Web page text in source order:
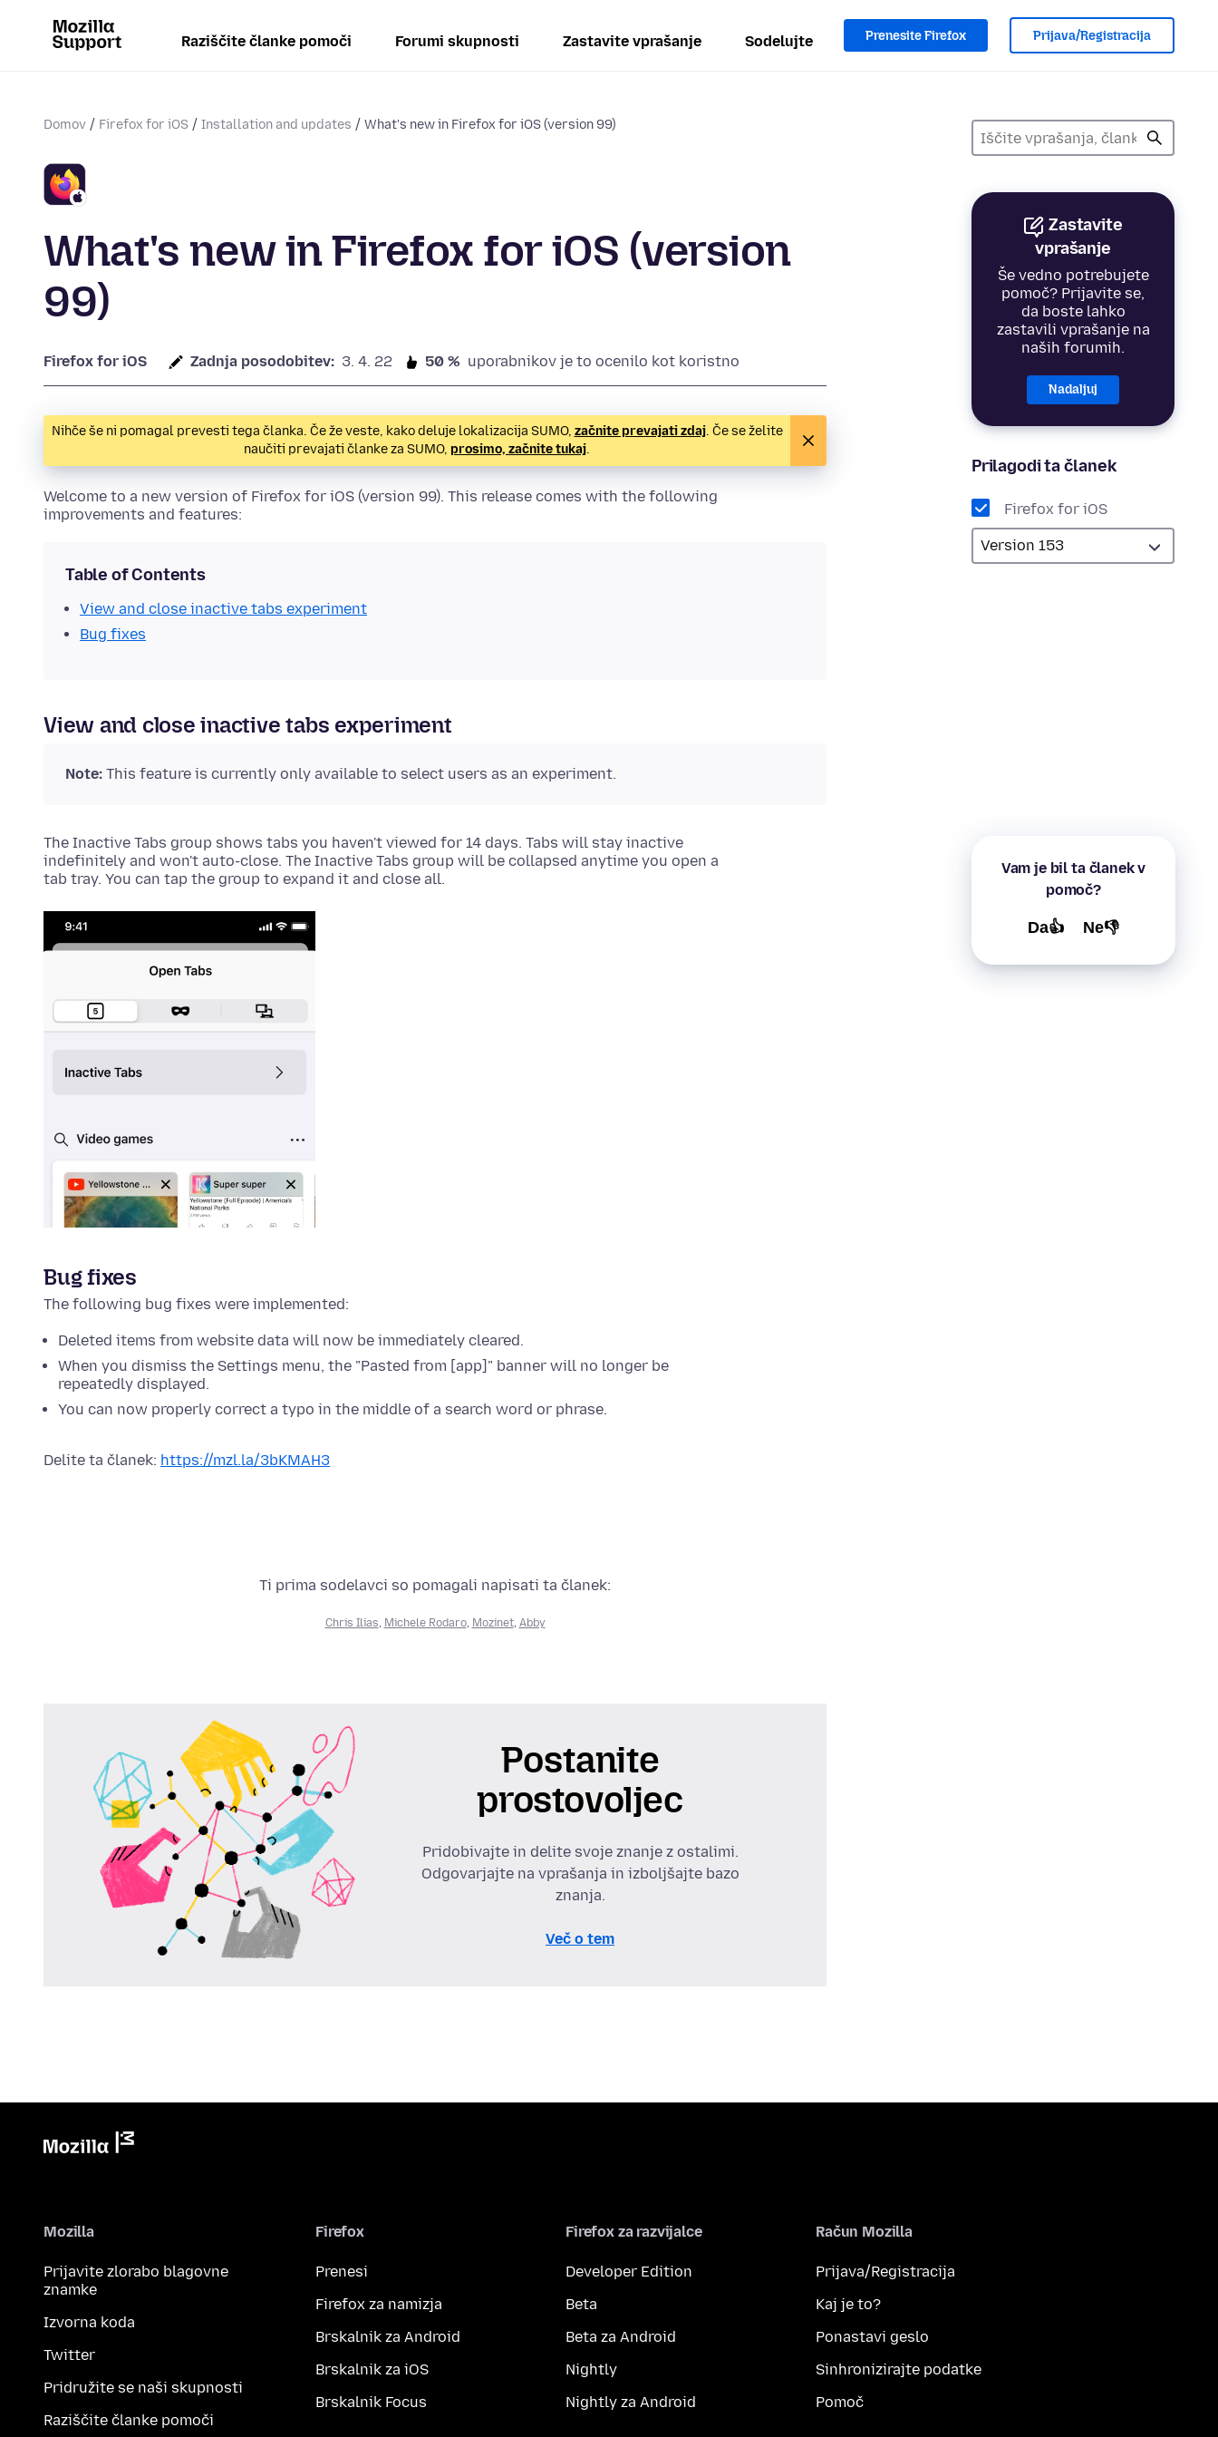
Raziščite članke pomoči Forumi skupnosti Zastavite vprašanje Sodelujte Prenesite Firefox Prijava/Registracija
Domov Firefox for iOS Installation and updates What's new in Firefox for iOS (version 99)
Zastavite
vprašanje
Še vedno potrebujete
pomoč? Prijavite se,
da boste lahko
zastavili vprašanje na
naših forumih.
Nadaljuj
Prilagodi ta članek
Firefox for iOS
Vam je bil ta članek v
pomoč?
Da👍 Ne👎
What's new in Firefox for iOS (version
99)
Firefox for iOS Zadnja posodobitev: 3. 4. 22 50 % uporabnikov je to ocenilo kot koristno
Nihče še ni pomagal prevesti tega članka. Če že veste, kako deluje lokalizacija SUMO, začnite prevajati zdaj. Če se želite
naučiti prevajati članke za SUMO, prosimo, začnite tukaj.
Welcome to a new version of Firefox for iOS (version 99). This release comes with the following
improvements and features:
Table of Contents
View and close inactive tabs experiment
Bug fixes
View and close inactive tabs experiment
Note: This feature is currently only available to select users as an experiment.
The Inactive Tabs group shows tabs you haven't viewed for 14 days. Tabs will stay inactive
indefinitely and won't auto-close. The Inactive Tabs group will be collapsed anytime you open a
tab tray. You can tap the group to expand it and close all.
Bug fixes
The following bug fixes were implemented:
Deleted items from website data will now be immediately cleared.
When you dismiss the Settings menu, the "Pasted from [app]" banner will no longer be
repeatedly displayed.
You can now properly correct a typo in the middle of a search word or phrase.
Delite ta članek: https://mzl.la/3bKMAH3
Ti prima sodelavci so pomagali napisati ta članek:
Chris Ilias, Michele Rodaro, Mozinet, Abby
Postanite
prostovoljec
Pridobivajte in delite svoje znanje z ostalimi.
Odgovarjajte na vprašanja in izboljšajte bazo
znanja.
Več o tem
Mozilla
Prijavite zlorabo blagovne
znamke
Izvorna koda
Twitter
Pridružite se naši skupnosti
Raziščite članke pomoči
Firefox
Prenesi
Firefox za namizja
Brskalnik za Android
Brskalnik za iOS
Brskalnik Focus
Firefox za razvijalce
Developer Edition
Beta
Beta za Android
Nightly
Nightly za Android
Račun Mozilla
Prijava/Registracija
Kaj je to?
Ponastavi geslo
Sinhronizirajte podatke
Pomoč